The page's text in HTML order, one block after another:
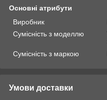
Основні атрибути
Виробник
Сумісність з моделлю
Сумісність з маркою
Умови доставки